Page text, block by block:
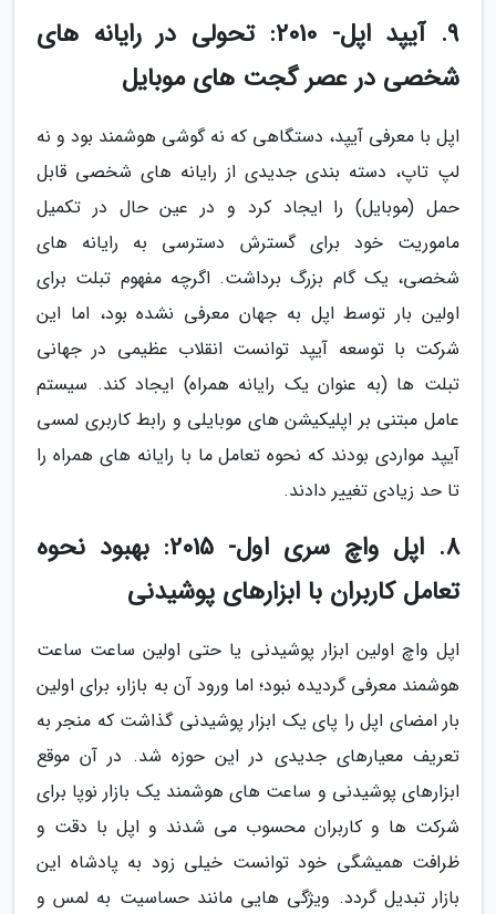
9. آیپد اپل- 2010: تحولی در رایانه های
شخصی در عصر گجت های موبایل
اپل با معرفی آیپد، دستگاهی که نه گوشی هوشمند بود و نه
لپ تاپ، دسته بندی جدیدی از رایانه های شخصی قابل
حمل (موبایل) را ایجاد کرد و در عین حال در تکمیل
ماموریت خود برای گسترش دسترسی به رایانه های
شخصی، یک گام بزرگ برداشت. اگرچه مفهوم تبلت برای
اولین بار توسط اپل به جهان معرفی نشده بود، اما این
شرکت با توسعه آیپد توانست انقلاب عظیمی در جهانی
تبلت ها (به عنوان یک رایانه همراه) ایجاد کند. سیستم
عامل مبتنی بر اپلیکیشن های موبایلی و رابط کاربری لمسی
آیپد مواردی بودند که نحوه تعامل ما با رایانه های همراه را
تا حد زیادی تغییر دادند.
8. اپل واچ سری اول- 2015: بهبود نحوه
تعامل کاربران با ابزارهای پوشیدنی
اپل واچ اولین ابزار پوشیدنی یا حتی اولین ساعت ساعت
هوشمند معرفی گردیده نبود؛ اما ورود آن به بازار، برای اولین
بار امضای اپل را پای یک ابزار پوشیدنی گذاشت که منجر به
تعریف معیارهای جدیدی در این حوزه شد. در آن موقع
ابزارهای پوشیدنی و ساعت های هوشمند یک بازار نوپا برای
شرکت ها و کاربران محسوب می شدند و اپل با دقت و
ظرافت همیشگی خود توانست خیلی زود به پادشاه این
بازار تبدیل گردد. ویژگی هایی مانند حساسیت به لمس و